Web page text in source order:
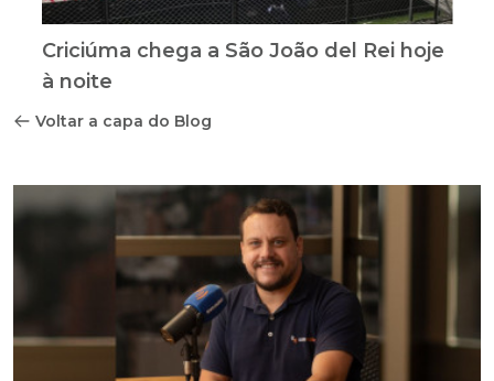
Criciúma chega a São João del Rei hoje
à noite
Voltar a capa do Blog